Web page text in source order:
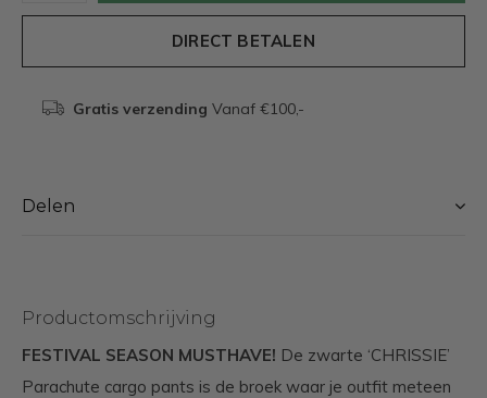
DIRECT BETALEN
Gratis verzending Vanaf €100,-
Delen
Productomschrijving
FESTIVAL SEASON MUSTHAVE! De zwarte ‘CHRISSIE’
Parachute cargo pants is de broek waar je outfit meteen